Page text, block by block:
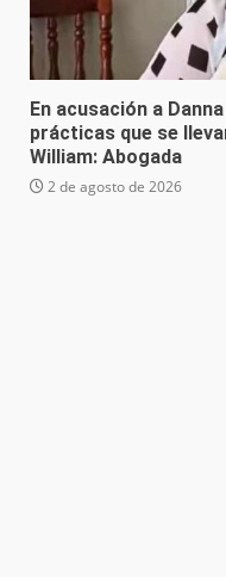
En acusación a
prácticas que se
William: Abogada
2 de agosto de 2026